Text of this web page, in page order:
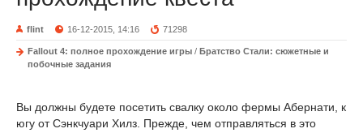
flint 16-12-2015, 14:16 71298
Fallout 4: полное прохождение игры / Братство Стали: сюжетные и
побочные задания
Вы должны будете посетить свалку около фермы Абернати, к
югу от Сэнкчуари Хилз. Прежде, чем отправляться в это